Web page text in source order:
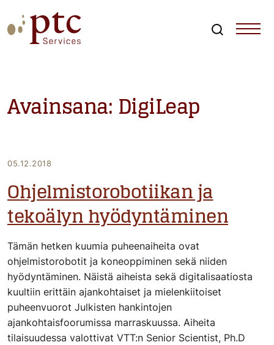
to
content
Avainsana: DigiLeap
05.12.2018
Ohjelmistorobotiikan ja
tekoälyn hyödyntäminen
Tämän hetken kuumia puheenaiheita ovat
ohjelmistorobotit ja koneoppiminen sekä niiden
hyödyntäminen. Näistä aiheista sekä digitalisaatiosta
kuultiin erittäin ajankohtaiset ja mielenkiitoiset
puheenvuorot Julkisten hankintojen
ajankohtaisfoorumissa marraskuussa. Aiheita
tilaisuudessa valottivat VTT:n Senior Scientist, Ph.D